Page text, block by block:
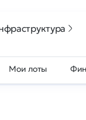
Мои лоты